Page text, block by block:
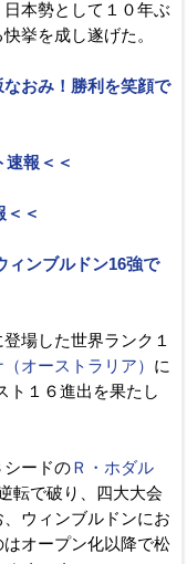
本勢として１０年ぶ
挙を成し遂げた。
おみ！勝利を笑顔で
速報＜＜
＜＜
ィンブルドン16強で
場した世界ランク１
オーストラリア） に
ト１６進出を果たし
シードのＲ・ホダル
転で破り、四大大会
ウィンブルドンにお
オープン化以降で松